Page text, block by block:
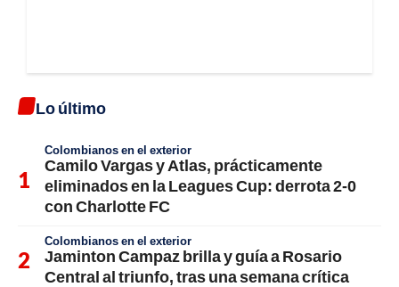
Lo último
Colombianos en el exterior
Camilo Vargas y Atlas, prácticamente
eliminados en la Leagues Cup: derrota 2-0
con Charlotte FC
Colombianos en el exterior
Jaminton Campaz brilla y guía a Rosario
Central al triunfo, tras una semana crítica